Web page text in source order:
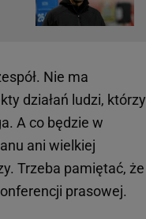
Nie ma
działań ludzi, którzy
A co będzie w
ani wielkiej
Trzeba pamiętać, że
prasowej.